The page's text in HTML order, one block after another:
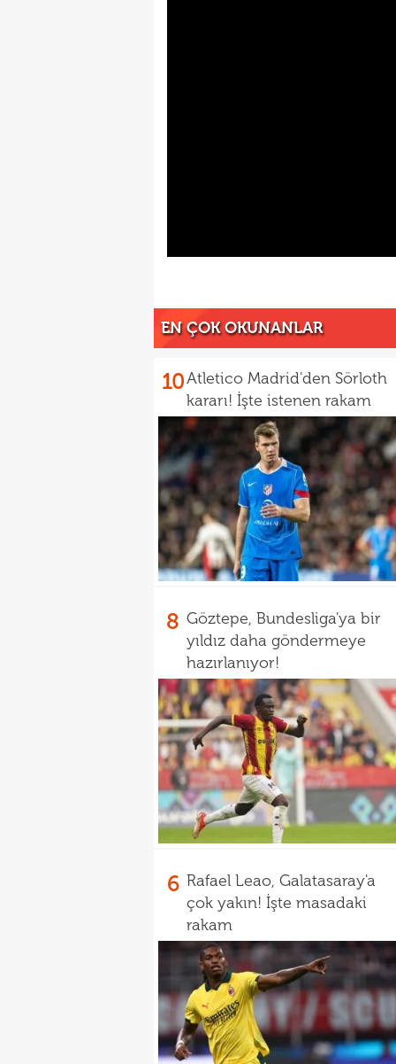
EN ÇOK OKUNANLAR
10Atletico Madrid'den Sörloth
kararı! İşte istenen rakam
8 Göztepe, Bundesliga'ya bir
yıldız daha göndermeye
hazırlanıyor!
6 Rafael Leao, Galatasaray'a
çok yakın! İşte masadaki
rakam